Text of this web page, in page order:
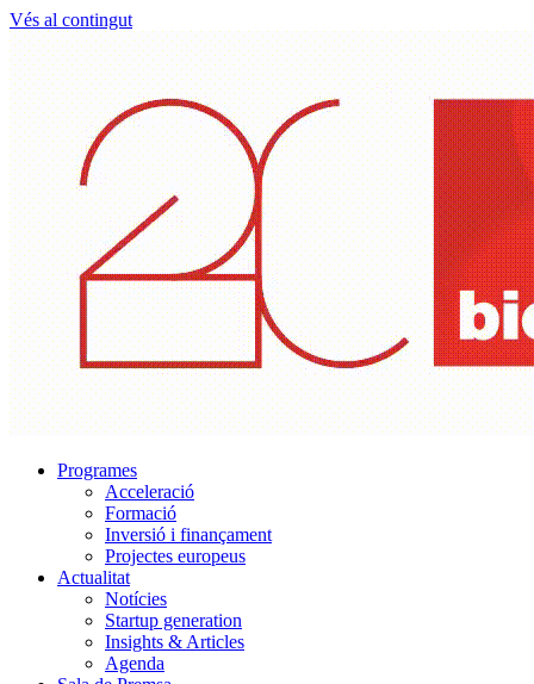
Vés al contingut
Programes
Acceleració
Formació
Inversió i finançament
Projectes europeus
Actualitat
Notícies
Startup generation
Insights & Articles
Agenda